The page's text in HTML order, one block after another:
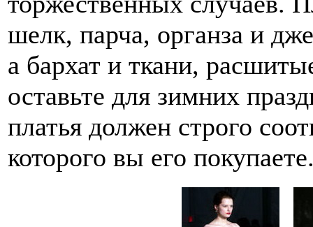
шелк, парча, органза и
а бархат и ткани,
оставьте для зимних
платья должен строго
которого вы его